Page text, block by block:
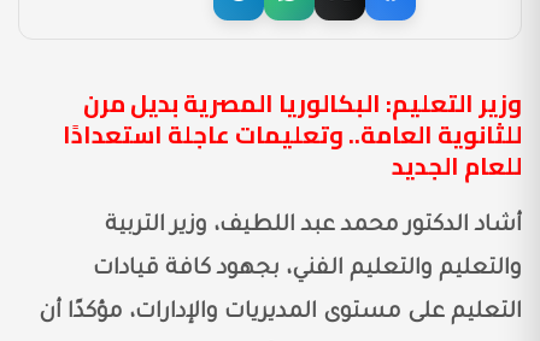
وزير التعليم: البكالوريا المصرية بديل مرن
للثانوية العامة.. وتعليمات عاجلة استعدادًا
للعام الجديد
أشاد الدكتور محمد عبد اللطيف، وزير التربية
والتعليم والتعليم الفني، بجهود كافة قيادات
التعليم على مستوى المديريات والإدارات، مؤكدًا أن